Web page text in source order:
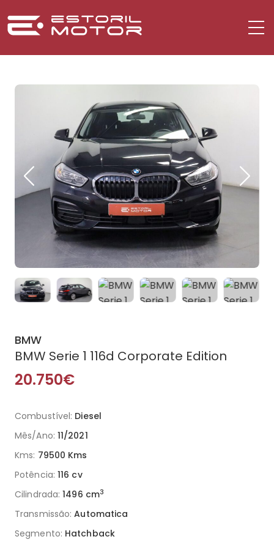
BMW
BMW Serie 1 116d Corporate Edition
20.750€
Combustível: Diesel
Mês/Ano: 11/2021
Kms: 79500 Kms
Potência: 116 cv
Cilindrada: 1496 cm3
Transmissão: Automatica
Segmento: Hatchback